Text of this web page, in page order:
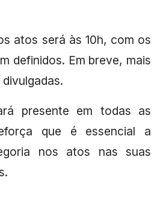
atos será às 10h, com os
definidos. Em breve, mais
presente em todas as
que é essencial a
nos atos nas suas